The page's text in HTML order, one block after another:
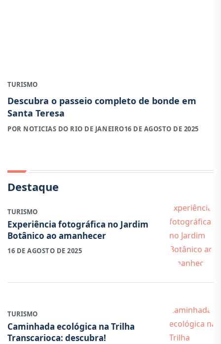
TURISMO
Descubra o passeio completo de bonde em
Santa Teresa
POR NOTICIAS DO RIO DE JANEIRO16 DE AGOSTO DE 2025
Destaque
TURISMO
Experiência fotográfica no Jardim
Botânico ao amanhecer
16 DE AGOSTO DE 2025
TURISMO
Caminhada ecológica na Trilha
Transcarioca: descubra!